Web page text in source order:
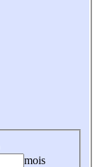
mois